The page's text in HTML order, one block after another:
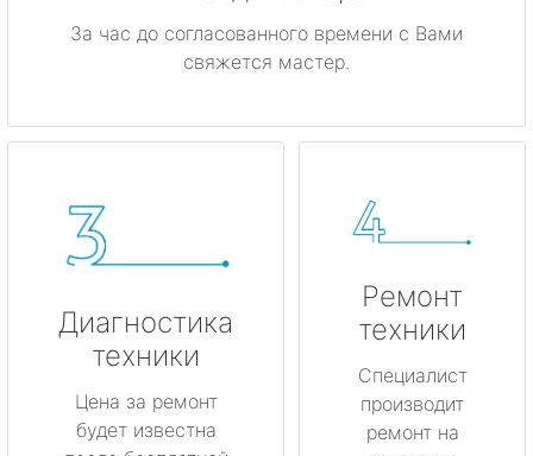
За час до согласованного времени с Вами
свяжется мастер.
Диагностика
техники
Цена за ремонт
будет известна
Ремонт
техники
Специалист
производит
ремонт на